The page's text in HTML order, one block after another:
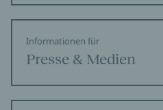
Informationen für
Presse & Medien